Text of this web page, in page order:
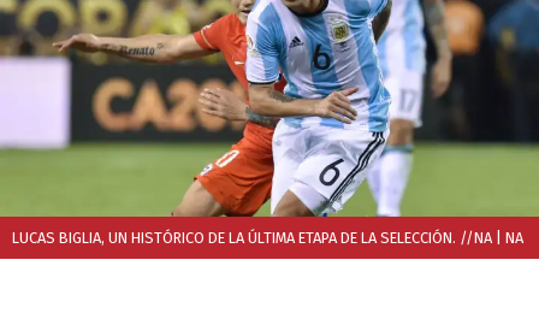
LUCAS BIGLIA, UN HISTÓRICO DE LA ÚLTIMA ETAPA DE LA SELECCIÓN. //NA | NA